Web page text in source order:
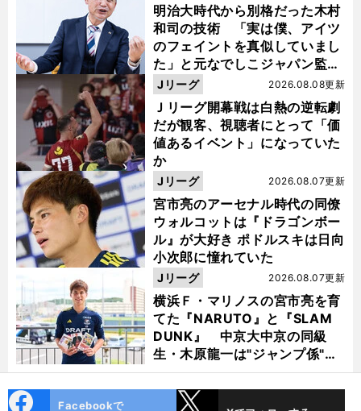
明治大時代から別格だった木村
和司の技術 「実は僕、アイツ
のフェイントを真似していまし
た」と元なでしこジャパン監
督・佐々木則夫
Ｊリーグ開幕戦は白熱の逆転劇
だが観客、視聴者にとって「価
値あるイベント」になっていた
か
2026.08.08更新
Jリーグ
宮市亮のアーセナル時代の同僚
ウォルコットは『ドラゴンボー
ル』が大好き ポドルスキは日向
小次郎に憧れていた
2026.08.07更新
Jリーグ
横浜Ｆ・マリノスの宮市亮を育
てた『NARUTO』と『SLAM
DUNK』 中京大中京の同級
生・木原龍一は"ジャンプ係"だ
った
2026.08.07更新
Jリーグ
Facebookで